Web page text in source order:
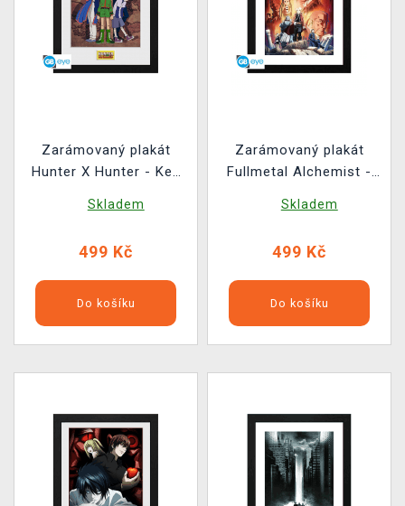
Zarámovaný plakát
Hunter X Hunter - Key
Skladem
499 Kč
Do košíku
Zarámovaný plakát
Fullmetal Alchemist -
Skladem
499 Kč
Do košíku